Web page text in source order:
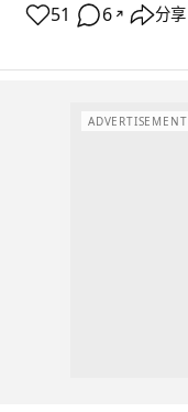
51 6 ↗ 分享
ADVERTISEMENT